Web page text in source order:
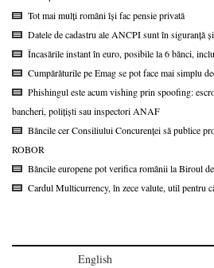
Tot mai mulți români își fac pensie privată
Datele de cadastru ale ANCPI sunt în siguranță
Încasările instant în euro, posibile la 6 bănci,
Cumpărăturile pe Emag se pot face mai simplu
Phishingul este acum vishing prin spoofing:
bancheri, polițiști sau inspectori ANAF
Băncile cer Consiliului Concurenței să publice
ROBOR
Băncile europene pot verifica românii la Biroul
Cardul Multicurrency, în zece valute, util pentru
English